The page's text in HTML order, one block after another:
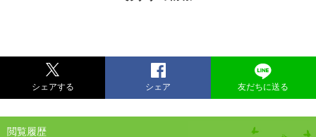
シェアする シェア 友だちに送る
閲覧履歴